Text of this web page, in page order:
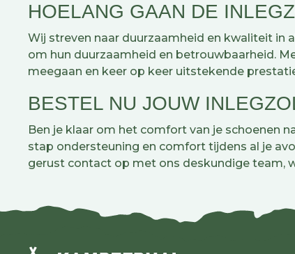
HOELANG GAAN DE
Wij streven naar duurzaamheid en kwaliteit in
om hun duurzaamheid en betrouwbaarheid.
meegaan en keer op keer uitstekende
BESTEL NU JOUW
Ben je klaar om het comfort van je schoenen
stap ondersteuning en comfort tijdens al je
gerust contact op met ons deskundige team,